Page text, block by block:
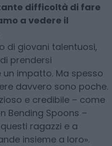
difficoltà di fare
a vedere il
di giovani talentuosi,
prendersi
impatto. Ma spesso
davvero sono poche.
e credibile – come
Bending Spoons –
ragazzi e a
insieme a loro».